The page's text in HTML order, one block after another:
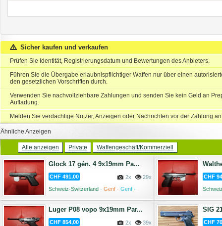
Sicher kaufen und verkaufen
Prüfen Sie Identität, Registrierungsdatum und Bewertungen des Anbieters.
Führen Sie die Übergabe erlaubnispflichtiger Waffen nur über einen
den gesetzlichen Vorschriften durch.
Verwenden Sie nachvollziehbare Zahlungen und senden Sie kein Geld an
Aufladung.
Melden Sie verdächtige Nutzer, Anzeigen oder Nachrichten vor der Zahlung
Ähnliche Anzeigen
Alle anzeigen Private Waffengeschäft/Kommerziell
Glock 17 gén. 4 9x19mm Pa...
CHF 491,00 29x
2x
Schweiz-Switzerland · Genf · Genf ·
CHF
Luger P08 vopo 9x19mm Par...
CHF 854,00 39x
2x
SIG
CHF